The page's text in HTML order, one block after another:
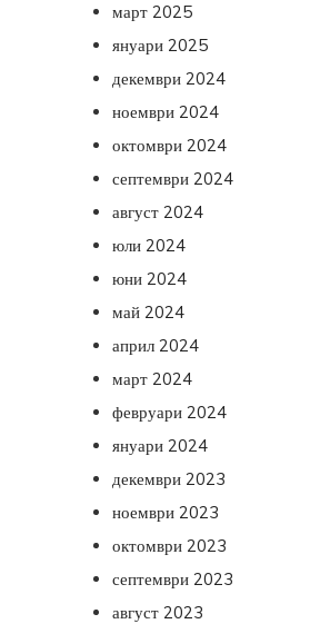
март 2025
януари 2025
декември 2024
ноември 2024
октомври 2024
септември 2024
август 2024
юли 2024
юни 2024
май 2024
април 2024
март 2024
февруари 2024
януари 2024
декември 2023
ноември 2023
октомври 2023
септември 2023
август 2023